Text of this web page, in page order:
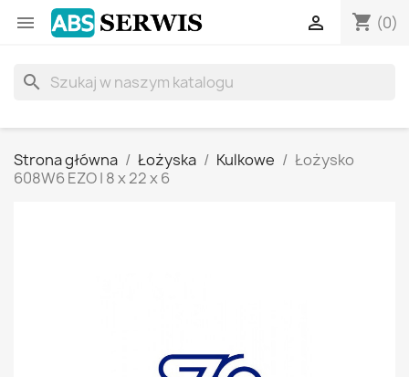
 shopping_cart (0)

search
Strona główna Łożyska Kulkowe
Łożysko
608W6 EZO | 8 x 22 x 6